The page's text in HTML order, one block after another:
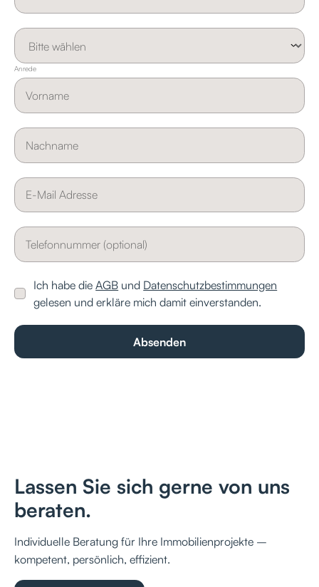
Anrede
Ich habe dieAGB und Datenschutzbestimmungen
gelesen und erkläre mich damit einverstanden.
Lassen Sie sich gerne von uns
beraten.
Individuelle Beratung für Ihre Immobilienprojekte –
kompetent, persönlich, effizient.